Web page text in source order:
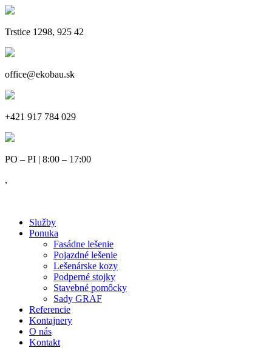
Trstice 1298, 925 42
office@ekobau.sk
+421 917 784 029
PO – PI | 8:00 – 17:00
,
Služby
Ponuka
Fasádne lešenie
Pojazdné lešenie
Lešenárske kozy
Podperné stojky
Stavebné pomôcky
Sady GRAF
Referencie
Kontajnery
O nás
Kontakt